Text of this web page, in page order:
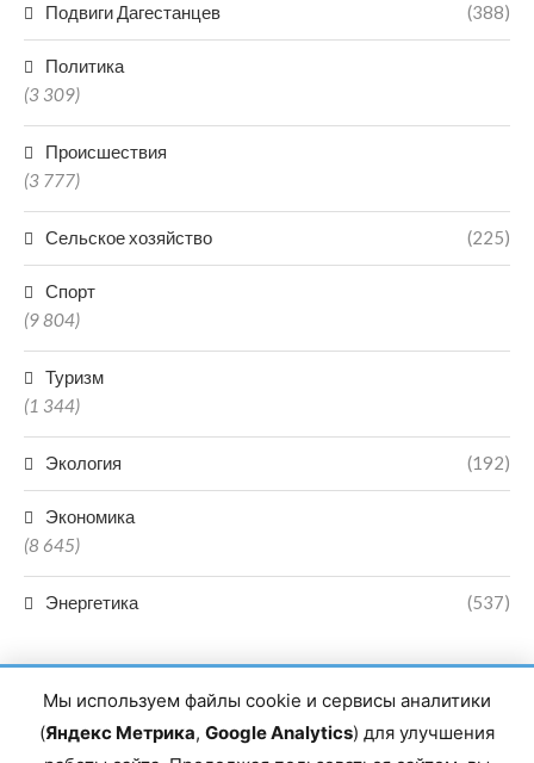
Подвиги Дагестанцев (388)
Политика
(3 309)
Происшествия
(3 777)
Сельское хозяйство (225)
Спорт
(9 804)
Туризм
(1 344)
Экология (192)
Экономика
(8 645)
Энергетика (537)
Мы используем файлы cookie и сервисы аналитики
(Яндекс Метрика, Google Analytics) для улучшения